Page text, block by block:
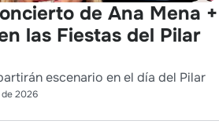
de Ana Mena +
las Fiestas del Pilar
escenario en el día del Pilar
2026